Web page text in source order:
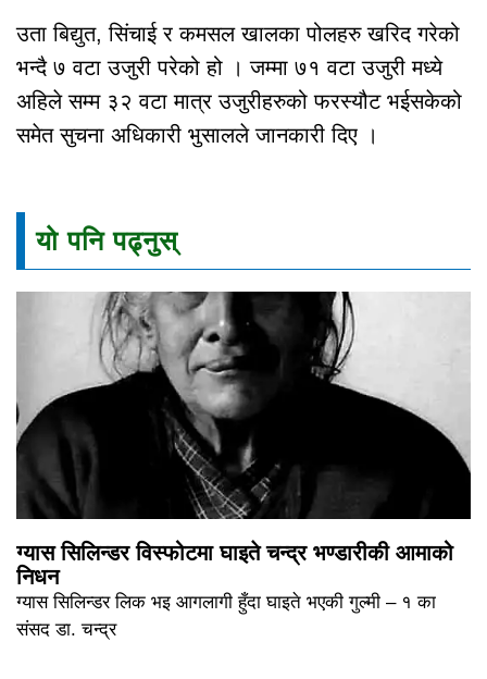
उता बिद्युत, सिंचाई र कमसल खालका पोलहरु खरिद गरेको
भन्दै ७ वटा उजुरी परेको हो । जम्मा ७१ वटा उजुरी मध्ये
अहिले सम्म ३२ वटा मात्र उजुरीहरुको फरस्यौट भईसकेको
समेत सुचना अधिकारी भुसालले जानकारी दिए ।
यो पनि पढ्नुस्
ग्यास सिलिन्डर विस्फोटमा घाइते चन्द्र भण्डारीकी आमाको
निधन
ग्यास सिलिन्डर लिक भइ आगलागी हुँदा घाइते भएकी गुल्मी – १ का
संसद डा. चन्द्र